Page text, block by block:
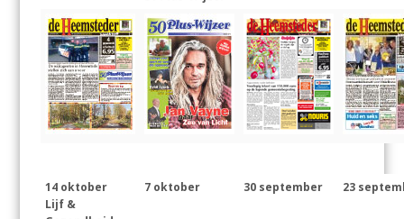
14 oktober
Lijf &
7 oktober 30 september 23